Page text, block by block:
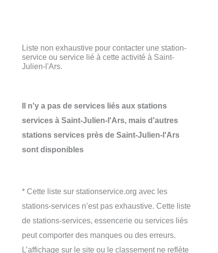
Liste non exhaustive pour contacter une station-
service ou service lié à cette activité à Saint-
Julien-l'Ars.
Il n'y a pas de services liés aux stations
services à Saint-Julien-l'Ars, mais d'autres
stations services près de Saint-Julien-l'Ars
sont disponibles
* Cette liste sur stationservice.org avec les
stations-services n’est pas exhaustive. Cette liste
de stations-services, essencerie ou services liés
peut comporter des manques ou des erreurs.
L’affichage sur le site ou le classement ne reflète